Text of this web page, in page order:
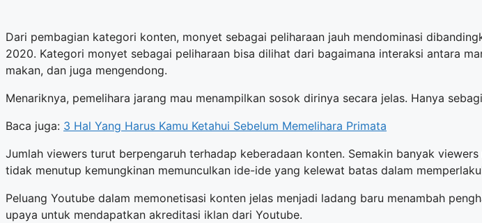
Dari pembagian kategori konten, monyet sebagai peliharaan jauh mendominasi
2020. Kategori monyet sebagai peliharaan bisa dilihat dari bagaimana interaksi antara
makan, dan juga mengendong.
Menariknya, pemelihara jarang mau menampilkan sosok dirinya secara jelas. Hanya
Baca juga: 3 Hal Yang Harus Kamu Ketahui Sebelum Memelihara Primata
Jumlah viewers turut berpengaruh terhadap keberadaan konten. Semakin banyak
tidak menutup kemungkinan memunculkan ide-ide yang kelewat batas dalam
Peluang Youtube dalam memonetisasi konten jelas menjadi ladang baru menambah
upaya untuk mendapatkan akreditasi iklan dari Youtube.